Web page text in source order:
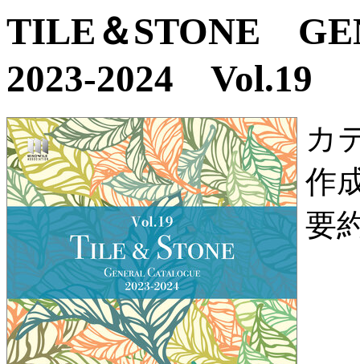
TILE＆STONE
2023-2024 Vol.19
カ
作
要